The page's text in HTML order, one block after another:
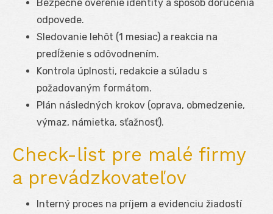
Bezpečné overenie identity a spôsob doručenia
odpovede.
Sledovanie lehôt (1 mesiac) a reakcia na
predĺženie s odôvodnením.
Kontrola úplnosti, redakcie a súladu s
požadovaným formátom.
Plán následných krokov (oprava, obmedzenie,
výmaz, námietka, sťažnosť).
Check-list pre malé firmy
a prevádzkovateľov
Interný proces na príjem a evidenciu žiadostí